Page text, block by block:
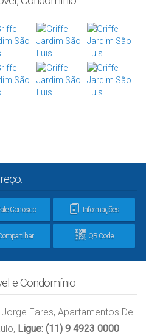
Conosco Informações
QR Code
e Condomínio
Jorge Fares, Apartamentos De
Ligue: (11) 9 4923 0000